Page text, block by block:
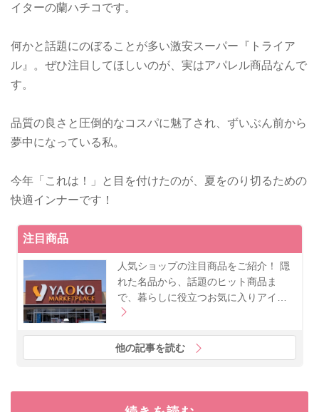
イターの蘭ハチコです。
何かと話題にのぼることが多い激安スーパー『トライア
ル』。ぜひ注目してほしいのが、実はアパレル商品なんで
す。
品質の良さと圧倒的なコスパに魅了され、ずいぶん前から
夢中になっている私。
今年「これは！」と目を付けたのが、夏をのり切るための
快適インナーです！
注目商品
人気ショップの注目商品をご紹介！ 隠
れた名品から、話題のヒット商品ま
で、暮らしに役立つお気に入りアイ…
他の記事を読む